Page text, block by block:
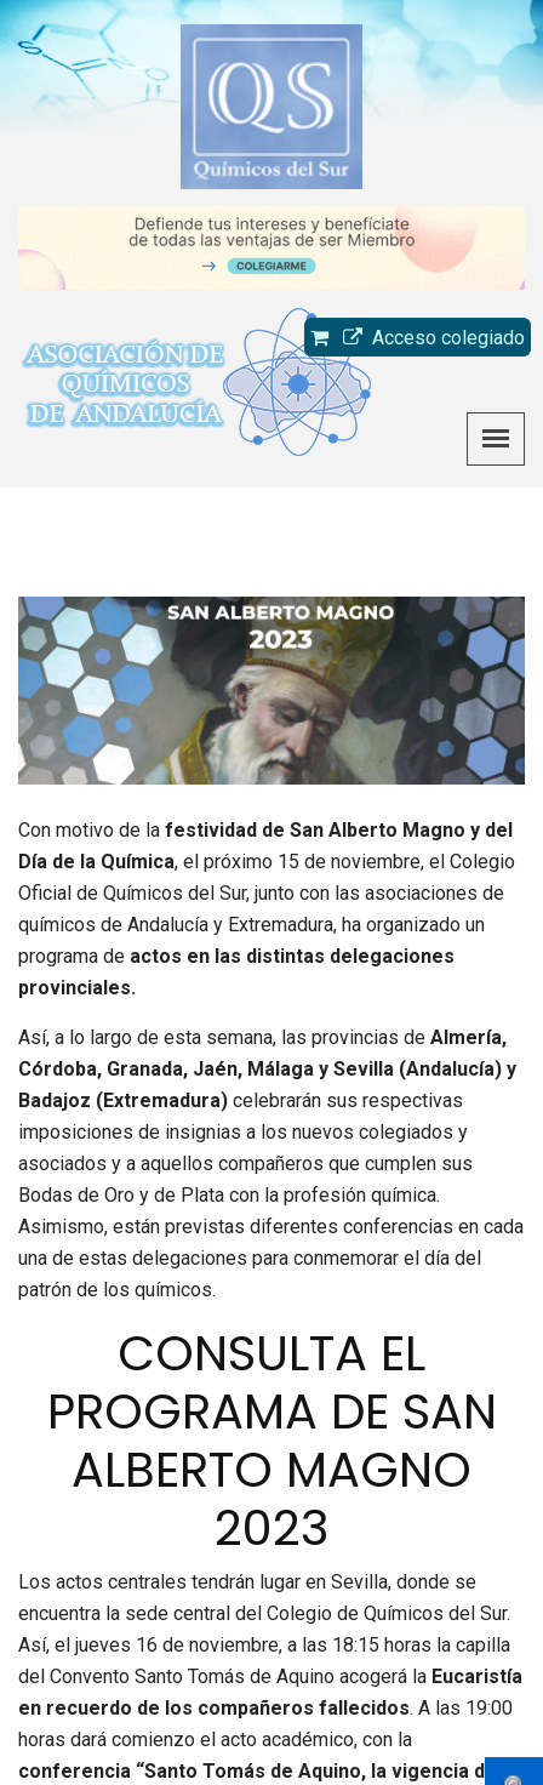
Acceso colegiado
Con motivo de la festividad de San Alberto Magno y del
Día de la Química, el próximo 15 de noviembre, el Colegio
Oficial de Químicos del Sur, junto con las asociaciones de
químicos de Andalucía y Extremadura, ha organizado un
programa de actos en las distintas delegaciones
provinciales.
Así, a lo largo de esta semana, las provincias de Almería,
Córdoba, Granada, Jaén, Málaga y Sevilla (Andalucía) y
Badajoz (Extremadura) celebrarán sus respectivas
imposiciones de insignias a los nuevos colegiados y
asociados y a aquellos compañeros que cumplen sus
Bodas de Oro y de Plata con la profesión química.
Asimismo, están previstas diferentes conferencias en cada
una de estas delegaciones para conmemorar el día del
patrón de los químicos.
CONSULTA EL
PROGRAMA DE SAN
ALBERTO MAGNO
2023
Los actos centrales tendrán lugar en Sevilla, donde se
encuentra la sede central del Colegio de Químicos del Sur.
Así, el jueves 16 de noviembre, a las 18:15 horas la capilla
del Convento Santo Tomás de Aquino acogerá la Eucaristía
en recuerdo de los compañeros fallecidos. A las 19:00
horas dará comienzo el acto académico, con la
conferencia “Santo Tomás de Aquino, la vigencia de